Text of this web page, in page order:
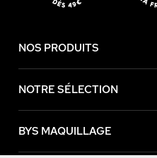
NOS PRODUITS
NOTRE SÉLECTION
BYS MAQUILLAGE